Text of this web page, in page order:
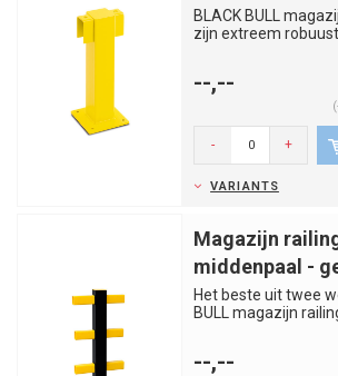
BLACK BULL
zijn extreem
--,--
- +
VARIANTS
Magazijn
middenpaal -
Het beste uit twee
BULL magazijn
--,--